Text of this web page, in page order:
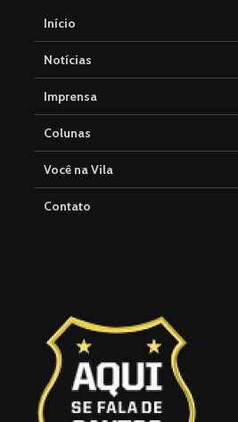
Início
Notícias
Imprensa
Colunas
Você na Vila
Contato